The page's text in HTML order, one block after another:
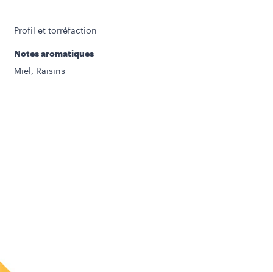
Profil et torréfaction
Notes aromatiques
Miel, Raisins